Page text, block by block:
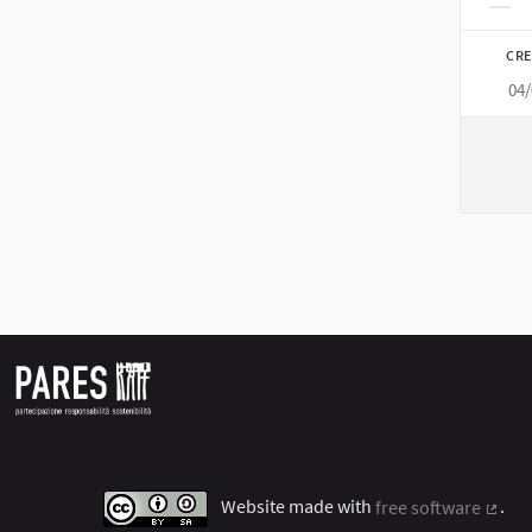
Website made with free software
.